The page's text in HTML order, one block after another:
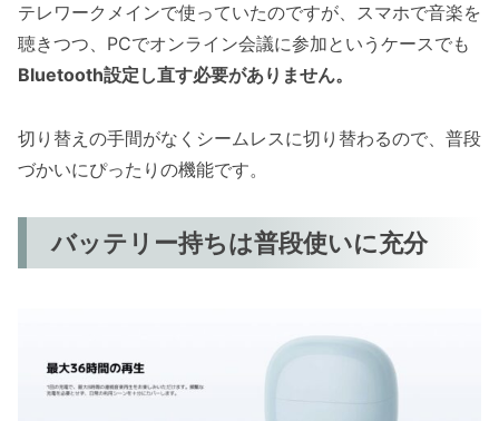
テレワークメインで使っていたのですが、スマホで音楽を
聴きつつ、PCでオンライン会議に参加というケースでも
Bluetooth設定し直す必要がありません。
切り替えの手間がなくシームレスに切り替わるので、普段
づかいにぴったりの機能です。
バッテリー持ちは普段使いに充分